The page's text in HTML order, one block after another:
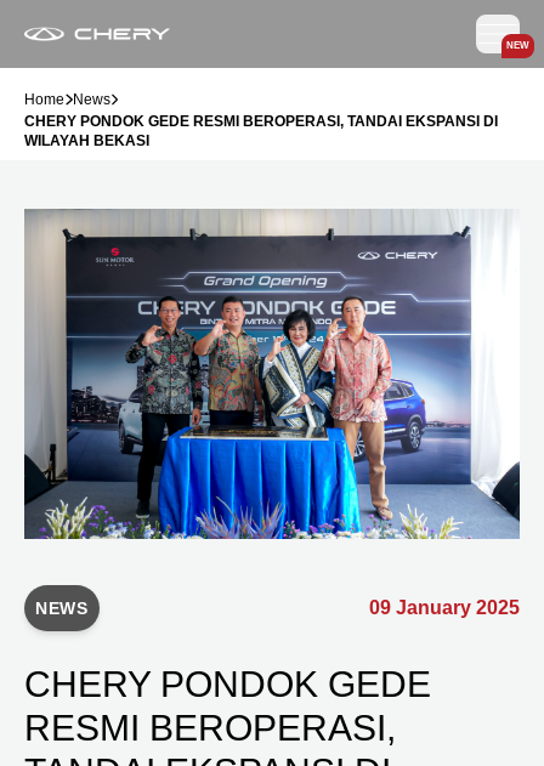
NEW
Home News
CHERY PONDOK GEDE RESMI BEROPERASI, TANDAI EKSPANSI DI
WILAYAH BEKASI
NEWS 09 January 2025
CHERY PONDOK GEDE
RESMI BEROPERASI,